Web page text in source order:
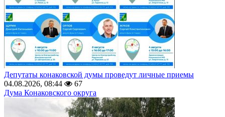
Депутаты конаковской думы проведут личные приемы
04.08.2026, 08:44
67
Дума Конаковского округа